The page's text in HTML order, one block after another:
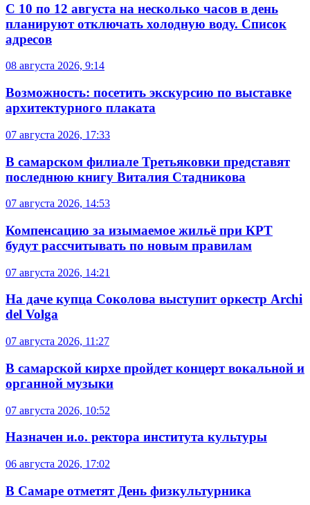
С 10 по 12 августа на несколько часов в день
планируют отключать холодную воду. Список
адресов
08 августа 2026, 9:14
Возможность: посетить экскурсию по выставке
архитектурного плаката
07 августа 2026, 17:33
В самарском филиале Третьяковки представят
последнюю книгу Виталия Стадникова
07 августа 2026, 14:53
Компенсацию за изымаемое жильё при КРТ
будут рассчитывать по новым правилам
07 августа 2026, 14:21
На даче купца Соколова выступит оркестр Archi
del Volga
07 августа 2026, 11:27
В самарской кирхе пройдет концерт вокальной и
органной музыки
07 августа 2026, 10:52
Назначен и.о. ректора института культуры
06 августа 2026, 17:02
В Самаре отметят День физкультурника